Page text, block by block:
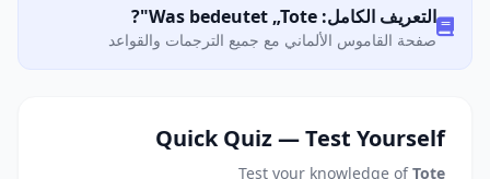
التعريف الكامل: Was bedeutet „Tote"?
صفحة القاموس الألماني مع جميع الترجمات والقواعد
Quick Quiz — Test Yourself
Test your knowledge ofTote